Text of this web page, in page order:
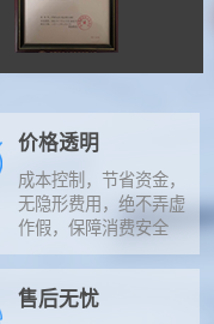
价格透明
成本控制，节省资金，
无隐形费用，绝不弄虚
作假，保障消费安全
售后无忧